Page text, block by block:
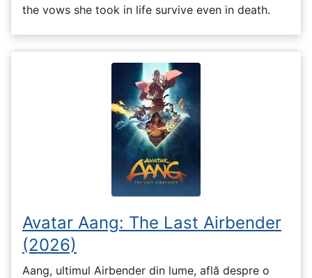
the vows she took in life survive even in death.
Avatar Aang: The Last Airbender
(2026)
Aang, ultimul Airbender din lume, află despre o